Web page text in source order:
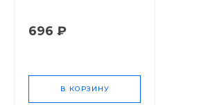
696 ₽
В КОРЗИНУ